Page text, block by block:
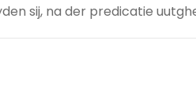
sij, na der predicatie